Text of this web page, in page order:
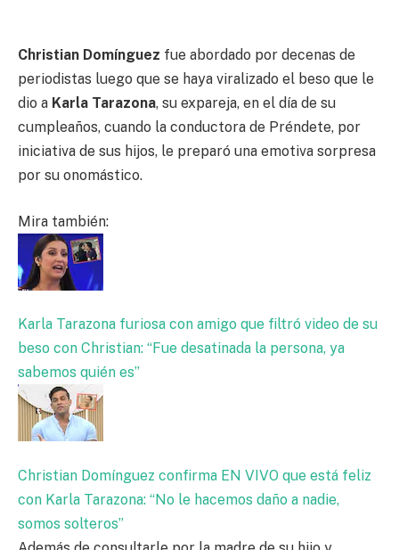
Christian Domínguez fue abordado por decenas de
periodistas luego que se haya viralizado el beso que le
dio a Karla Tarazona, su expareja, en el día de su
cumpleaños, cuando la conductora de Préndete, por
iniciativa de sus hijos, le preparó una emotiva sorpresa
por su onomástico.
Mira también:
Karla Tarazona furiosa con amigo que filtró video de su
beso con Christian: “Fue desatinada la persona, ya
sabemos quién es”
Christian Domínguez confirma EN VIVO que está feliz
con Karla Tarazona: “No le hacemos daño a nadie,
somos solteros”